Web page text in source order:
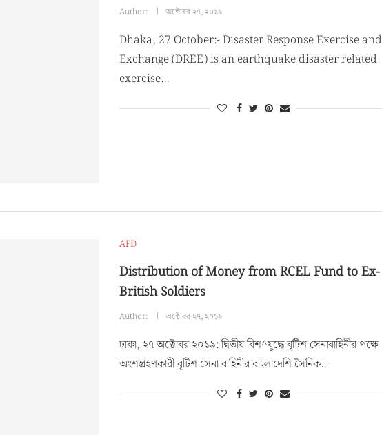
Author: অক্টোবর ২৭, ২০১৯
Dhaka, 27 October:- Disaster Response Exercise and
Exchange (DREE) is an earthquake disaster related
exercise…
AFD
Distribution of Money from RCEL Fund to Ex-
British Soldiers
Author: অক্টোবর ২৭, ২০১৯
ঢাকা, ২৭ অক্টোবর ২০১৯: দ্বিতীয় বিশ^যুদ্ধে বৃটিশ সেনাবাহিনীর পক্ষে
অংশগ্রহণকারী বৃটিশ সেনা বাহিনীর বাংলাদেশি সৈনিক…